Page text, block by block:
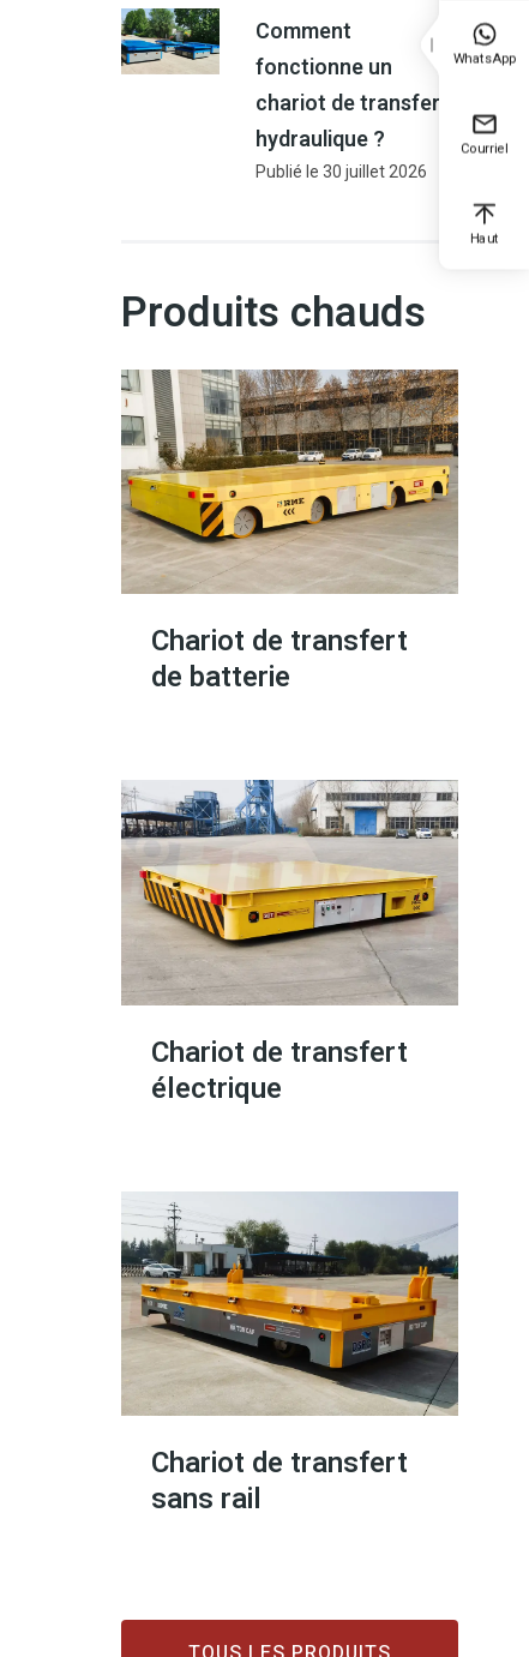
Comment
fonctionne un
chariot de transfert
hydraulique ?
Publié le30 juillet 2026
Produits chauds
Chariot de transfert
de batterie
Chariot de transfert
électrique
Chariot de transfert
sans rail
WhatsApp
Courriel
Haut